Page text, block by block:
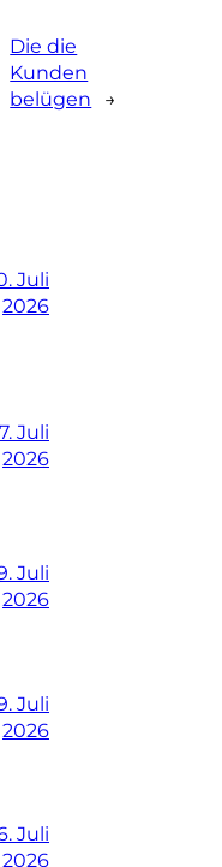
Die die
Kunden
belügen
→
Juli
2026
Juli
2026
Juli
2026
Juli
2026
Juli
2026